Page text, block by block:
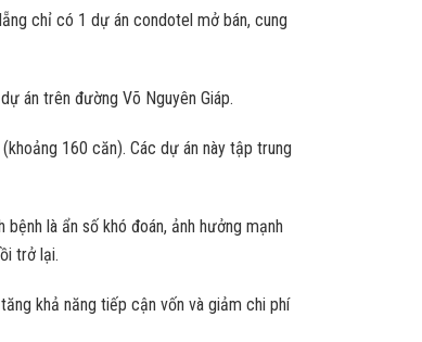
chỉ có 1 dự án condotel mở bán, cung
án trên đường Võ Nguyên Giáp.
160 căn). Các dự án này tập trung
là ẩn số khó đoán, ảnh hưởng mạnh
trở lại.
khả năng tiếp cận vốn và giảm chi phí